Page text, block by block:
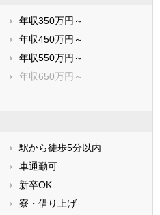
年収350万円～
年収450万円～
年収550万円～
年収650万円～
駅から徒歩5分以内
車通勤可
新卒OK
寮・借り上げ